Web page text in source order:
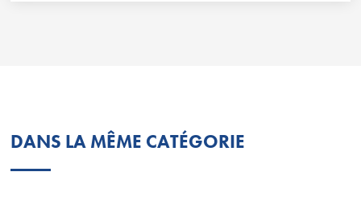
DANS LA MÊME CATÉGORIE